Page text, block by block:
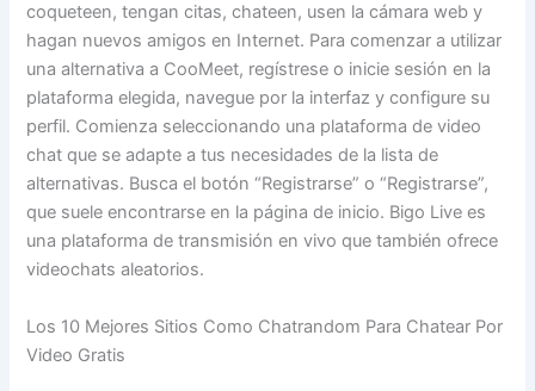
coqueteen, tengan citas, chateen, usen la cámara web y
hagan nuevos amigos en Internet. Para comenzar a utilizar
una alternativa a CooMeet, regístrese o inicie sesión en la
plataforma elegida, navegue por la interfaz y configure su
perfil. Comienza seleccionando una plataforma de video
chat que se adapte a tus necesidades de la lista de
alternativas. Busca el botón “Registrarse” o “Registrarse”,
que suele encontrarse en la página de inicio. Bigo Live es
una plataforma de transmisión en vivo que también ofrece
videochats aleatorios.
Los 10 Mejores Sitios Como Chatrandom Para Chatear Por
Video Gratis